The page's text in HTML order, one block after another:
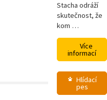
Stacha odráží
skutečnost, že
kom …
Více
informací
Hlídací
pes